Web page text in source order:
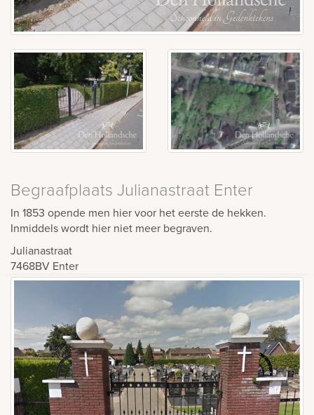
Begraafplaats Julianastraat Enter
In 1853 opende men hier voor het eerste de hekken.
Inmiddels wordt hier niet meer begraven.
Julianastraat
7468BV Enter